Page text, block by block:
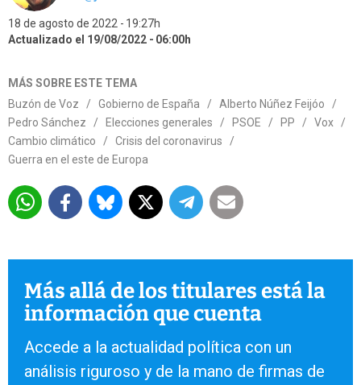
18 de agosto de 2022
19:27h
Actualizado el 19/08/2022
06:00h
MÁS SOBRE ESTE TEMA
Buzón de Voz
/ Gobierno de España / Alberto Núñez Feijóo
/
Pedro Sánchez
/ Elecciones generales / PSOE / PP / Vox
/
Cambio climático
/ Crisis del coronavirus
/
Guerra en el este de Europa
Más allá de los titulares está la
información que cuenta
Accede a la actualidad política con un
análisis riguroso y de la mano de firmas de